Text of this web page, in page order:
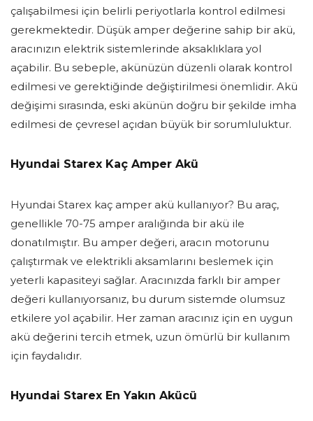
çalışabilmesi için belirli periyotlarla kontrol edilmesi
gerekmektedir. Düşük amper değerine sahip bir akü,
aracınızın elektrik sistemlerinde aksaklıklara yol
açabilir. Bu sebeple, akünüzün düzenli olarak kontrol
edilmesi ve gerektiğinde değiştirilmesi önemlidir. Akü
değişimi sırasında, eski akünün doğru bir şekilde imha
edilmesi de çevresel açıdan büyük bir sorumluluktur.
Hyundai Starex Kaç Amper Akü
Hyundai Starex kaç amper akü kullanıyor? Bu araç,
genellikle 70-75 amper aralığında bir akü ile
donatılmıştır. Bu amper değeri, aracın motorunu
çalıştırmak ve elektrikli aksamlarını beslemek için
yeterli kapasiteyi sağlar. Aracınızda farklı bir amper
değeri kullanıyorsanız, bu durum sistemde olumsuz
etkilere yol açabilir. Her zaman aracınız için en uygun
akü değerini tercih etmek, uzun ömürlü bir kullanım
için faydalıdır.
Hyundai Starex En Yakın Akücü